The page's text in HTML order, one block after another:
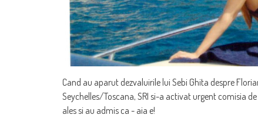
Cand au aparut dezvaluirile lui Sebi Ghita despre
Seychelles/Toscana, SRI si-a activat urgent comisia
ales si au admis ca - aia e!